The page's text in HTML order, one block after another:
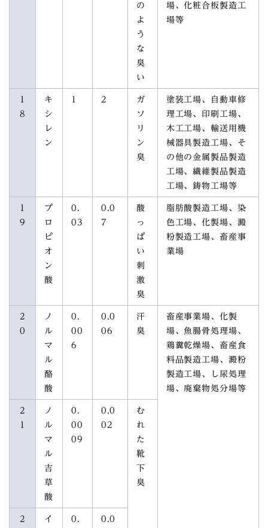
の
よ
う
な
臭
い
場、化粧合板製造工
場等
1
8
キ
シ
レ
ン
1 2
ガ
ソ
リ
ン
臭
塗装工場、自動車修
理工場、印刷工場、
木工工場、輸送用機
械器具製造工場、そ
の他の金属製品製造
工場、繊維製品製造
工場、鋳物工場等
1
9
プ
ロ
ピ
オ
ン
酸
0.
03
0.0
7
酸
っ
ぱ
い
刺
激
臭
脂肪酸製造工場、染
色工場、化製場、澱
粉製造工場、畜産事
業場
2
0
ノ
ル
マ
ル
酪
酸
0.
00
6
0.0
06
汗
臭
畜産事業場、化製
場、魚腸骨処理場、
鶏糞乾燥場、畜産食
料品製造工場、澱粉
製造工場、し尿処理
場、廃棄物処分場等
2
1
ノ
ル
マ
ル
吉
草
酸
0.
00
09
0.0
02
む
れ
た
靴
下
臭
2
イ
0.
0.0